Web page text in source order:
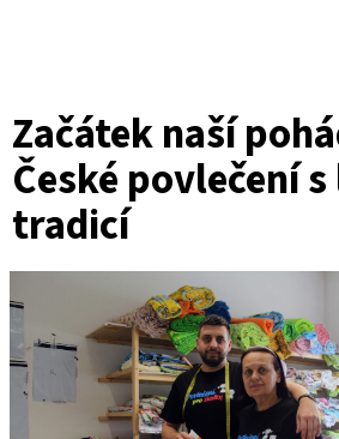
Začátek naší
České povlečení
tradicí